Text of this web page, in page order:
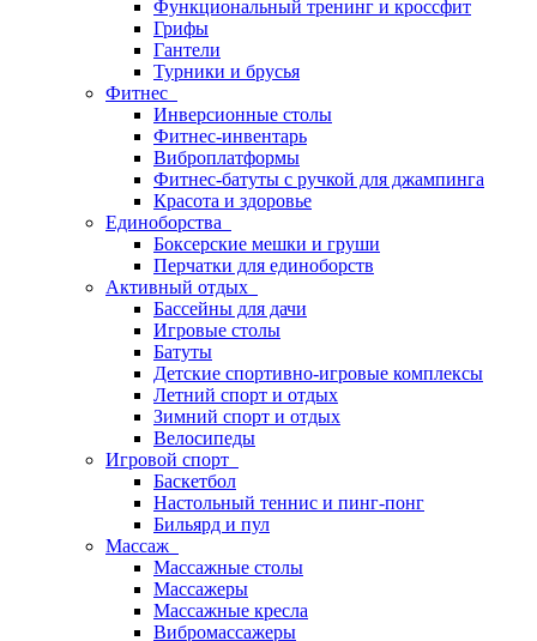
Функциональный тренинг и кроссфит
Грифы
Гантели
Турники и брусья
Фитнес
Инверсионные столы
Фитнес-инвентарь
Виброплатформы
Фитнес-батуты с ручкой для джампинга
Красота и здоровье
Единоборства
Боксерские мешки и груши
Перчатки для единоборств
Активный отдых
Бассейны для дачи
Игровые столы
Батуты
Детские спортивно-игровые комплексы
Летний спорт и отдых
Зимний спорт и отдых
Велосипеды
Игровой спорт
Баскетбол
Настольный теннис и пинг-понг
Бильярд и пул
Массаж
Массажные столы
Массажеры
Массажные кресла
Вибромассажеры